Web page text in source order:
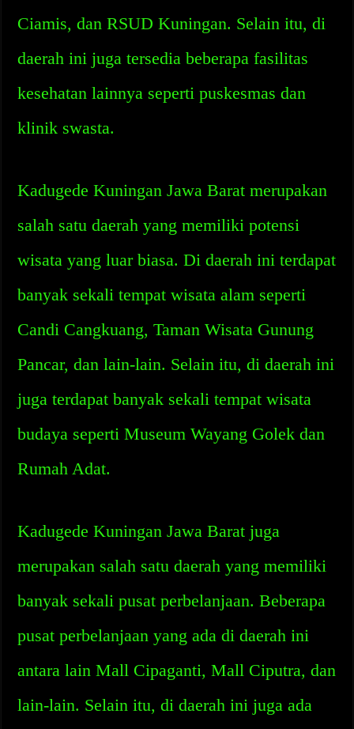
Ciamis, dan RSUD Kuningan. Selain itu, di
daerah ini juga tersedia beberapa fasilitas
kesehatan lainnya seperti puskesmas dan
klinik swasta.
Kadugede Kuningan Jawa Barat merupakan
salah satu daerah yang memiliki potensi
wisata yang luar biasa. Di daerah ini terdapat
banyak sekali tempat wisata alam seperti
Candi Cangkuang, Taman Wisata Gunung
Pancar, dan lain-lain. Selain itu, di daerah ini
juga terdapat banyak sekali tempat wisata
budaya seperti Museum Wayang Golek dan
Rumah Adat.
Kadugede Kuningan Jawa Barat juga
merupakan salah satu daerah yang memiliki
banyak sekali pusat perbelanjaan. Beberapa
pusat perbelanjaan yang ada di daerah ini
antara lain Mall Cipaganti, Mall Ciputra, dan
lain-lain. Selain itu, di daerah ini juga ada